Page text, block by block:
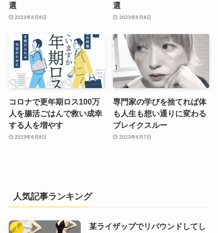
選
2023年6月8日
選
2023年6月8日
コロナで更年期ロス100万
人を腸活ごはんで救い成幸
する人を増やす
2023年6月8日
専門家の学びを捨てれば体
も人生も想い通りに変わる
ブレイクスルー
2023年6月7日
人気記事ランキング
某ライザップでリバウンドしてし